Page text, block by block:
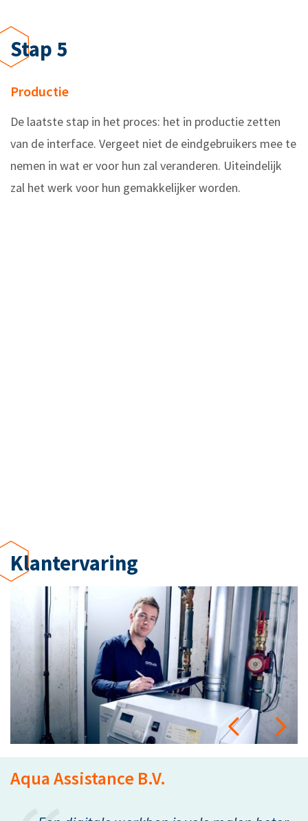
Stap 5
Productie
De laatste stap in het proces: het in productie zetten
van de interface. Vergeet niet de eindgebruikers mee te
nemen in wat er voor hun zal veranderen. Uiteindelijk
zal het werk voor hun gemakkelijker worden.
Klantervaring
Aqua Assistance B.V.